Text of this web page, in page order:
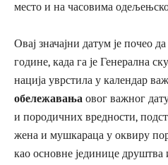
место и на часовима
Овај значајни датум је почео
године, када га је Генерална
нација уврстила у календар
обележавања овог важног
и породичних вредности,
жена и мушкараца у оквиру
као основне јединице